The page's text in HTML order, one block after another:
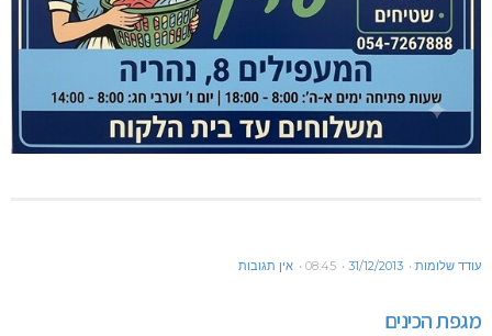
עודד שלומות 31/12/2013
08:45 אין תגובות
מגפת הכינים